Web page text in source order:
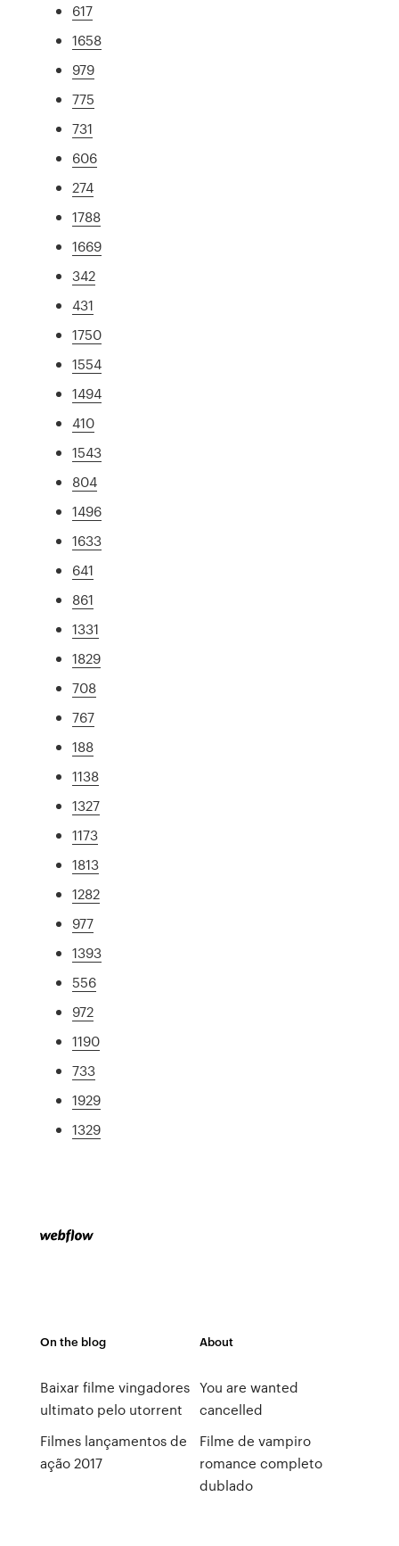
617
1658
979
775
731
606
274
1788
1669
342
431
1750
1554
1494
410
1543
804
1496
1633
641
861
1331
1829
708
767
188
1138
1327
1173
1813
1282
977
1393
556
972
1190
733
1929
1329
On the blog
Baixar filme vingadores
ultimato pelo utorrent
Filmes lançamentos de
ação 2017
About
You are wanted
cancelled
Filme de vampiro
romance completo
dublado